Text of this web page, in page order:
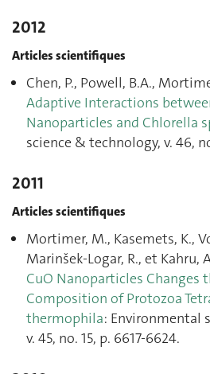
2012
Articles scientifiques
Chen, P., Powell, B.A.,
Adaptive Interactions
Nanoparticles and Chlorella
science & technology, v. 46,
2011
Articles scientifiques
Mortimer, M., Kasemets, K.,
Marinšek-Logar, R., et Kahru,
CuO Nanoparticles Changes
Composition of Protozoa
thermophila: Environmental
v. 45, no. 15, p. 6617‑6624.